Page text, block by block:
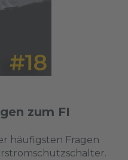
zum FI
häufigsten Fragen